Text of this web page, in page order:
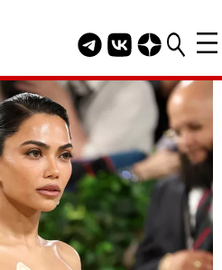
Telegram канал
Группа HELLO
Канал